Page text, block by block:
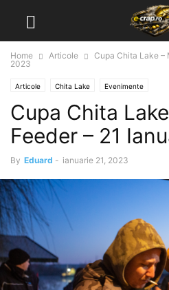
Home Articole
Cupa Chita Lake –
2023
Articole Chita Lake Evenimente
Cupa Chita
Feeder – 21
By Eduard - ianuarie 21, 2023